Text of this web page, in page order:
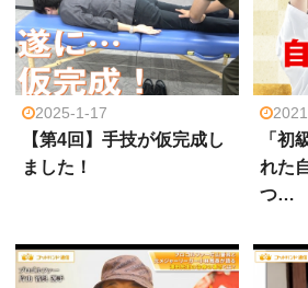
2025-1-17
【第4回】手技が仮完成し
ました！
「初
れた
つ…